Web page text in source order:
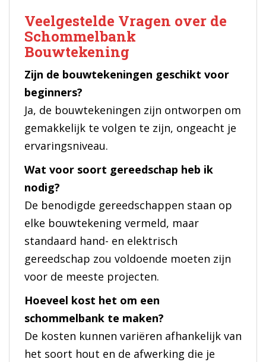
Veelgestelde Vragen over de
Schommelbank
Bouwtekening
Zijn de bouwtekeningen geschikt voor
beginners?
Ja, de bouwtekeningen zijn ontworpen om
gemakkelijk te volgen te zijn, ongeacht je
ervaringsniveau.
Wat voor soort gereedschap heb ik
nodig?
De benodigde gereedschappen staan op
elke bouwtekening vermeld, maar
standaard hand- en elektrisch
gereedschap zou voldoende moeten zijn
voor de meeste projecten.
Hoeveel kost het om een
schommelbank te maken?
De kosten kunnen variëren afhankelijk van
het soort hout en de afwerking die je